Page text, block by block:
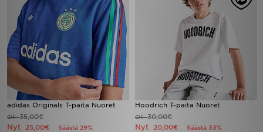
adidas Originals T-paita Nuoret
Oli35,00€
Nyt 25,00€ Säästä 29%
Hoodrich T-paita Nuoret
Oli30,00€
Nyt 20,00€ Säästä 33%